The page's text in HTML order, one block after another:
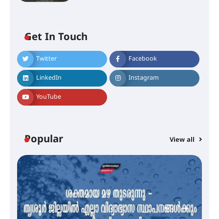
Get In Touch
Twitter Facebook
LinkedIn Instagram
YouTube
Popular View all
എം.ജി. യൂണിവേഴ്‌സിറ്റിയിൽ നിന്ന്
ഇംഗ്ളീഷ് സാഹിത്യത്തിൽ
ഡോക്ടറേറ്റ് നേടിയ എൻ. ആര്യ
വെള്ളിയാഴ്ച സ്‌ക്രീൻ ചെയ്യുന്നു
സെന്റ് ജോസഫ്സ് കോളജ്
കോമേഴ്‌സ് അസോസിയേഷന്
തുടക്കമായി